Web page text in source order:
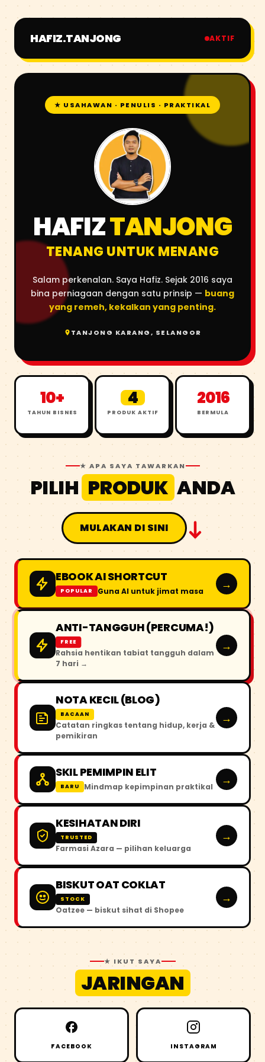
HAFIZ.TANJONG AKTIF
★ USAHAWAN · PENULIS · PRAKTIKAL
HAFIZTANJONG
TENANG UNTUK MENANG
Salam perkenalan. Saya Hafiz. Sejak 2016 saya
bina perniagaan dengan satu prinsip — buang
yang remeh, kekalkan yang penting.
TANJONG KARANG, SELANGOR
10+
TAHUN BISNES
4
PRODUK AKTIF
2016
BERMULA
★ APA SAYA TAWARKAN
PILIH PRODUK ANDA
MULAKAN DI SINI
EBOOK AI SHORTCUT
POPULAR Guna AI untuk jimat masa →
ANTI-TANGGUH (PERCUMA!)
FREE
Rahsia hentikan tabiat tangguh dalam
7 hari →
→
NOTA KECIL (BLOG)
BACAAN
Catatan ringkas tentang hidup, kerja &
pemikiran
→
SKIL PEMIMPIN ELIT
BARU Mindmap kepimpinan praktikal →
KESIHATAN DIRI
TRUSTED
Farmasi Azara — pilihan keluarga
→
BISKUT OAT COKLAT
STOCK
Oatzee — biskut sihat di Shopee
→
★ IKUT SAYA
JARINGAN
FACEBOOK INSTAGRAM